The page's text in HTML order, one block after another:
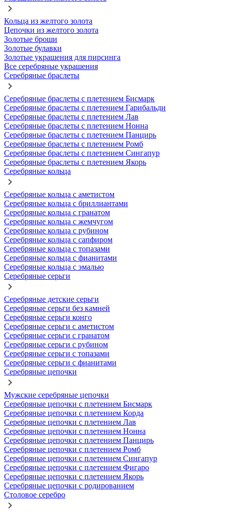
Кольца из желтого золота
Цепочки из желтого золота
Золотые броши
Золотые булавки
Золотые украшения для пирсинга
Все серебряные украшения
Серебряные браслеты
Серебряные браслеты с плетением Бисмарк
Серебряные браслеты с плетением Гарибальди
Серебряные браслеты с плетением Лав
Серебряные браслеты с плетением Нонна
Серебряные браслеты с плетением Панцирь
Серебряные браслеты с плетением Ромб
Серебряные браслеты с плетением Сингапур
Серебряные браслеты с плетением Якорь
Серебряные кольца
Серебряные кольца с аметистом
Серебряные кольца с бриллиантами
Серебряные кольца с гранатом
Серебряные кольца с жемчугом
Серебряные кольца с рубином
Серебряные кольца с сапфиром
Серебряные кольца с топазами
Серебряные кольца с фианитами
Серебряные кольца с эмалью
Серебряные серьги
Серебряные детские серьги
Серебряные серьги без камней
Серебряные серьги конго
Серебряные серьги с аметистом
Серебряные серьги с гранатом
Серебряные серьги с рубином
Серебряные серьги с топазами
Серебряные серьги с фианитами
Серебряные цепочки
Мужские серебряные цепочки
Серебряные цепочки с плетением Бисмарк
Серебряные цепочки с плетением Корда
Серебряные цепочки с плетением Лав
Серебряные цепочки с плетением Нонна
Серебряные цепочки с плетением Панцирь
Серебряные цепочки с плетением Ромб
Серебряные цепочки с плетением Сингапур
Серебряные цепочки с плетением Фигаро
Серебряные цепочки с плетением Якорь
Серебряные цепочки с родированием
Столовое серебро